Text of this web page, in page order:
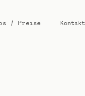
/ Preise Kontakt